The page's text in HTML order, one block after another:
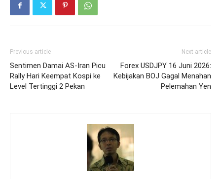
Previous article
Sentimen Damai AS-Iran Picu
Rally Hari Keempat Kospi ke
Level Tertinggi 2 Pekan
Next article
Forex USDJPY 16 Juni 2026:
Kebijakan BOJ Gagal Menahan
Pelemahan Yen